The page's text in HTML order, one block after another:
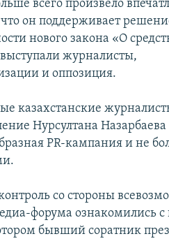
всего произвело
он поддерживает
нового закона «О
журналисты,
и оппозиция.
казахстанские
Нурсултана Назарбаева
PR-кампания и не
со стороны
форума ознакомились
бывший соратник